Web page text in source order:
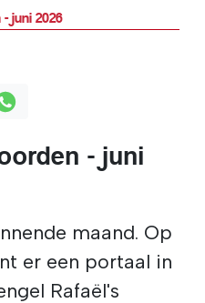
juni 2026
- juni
maand. Op
er een portaal in
Rafaël's